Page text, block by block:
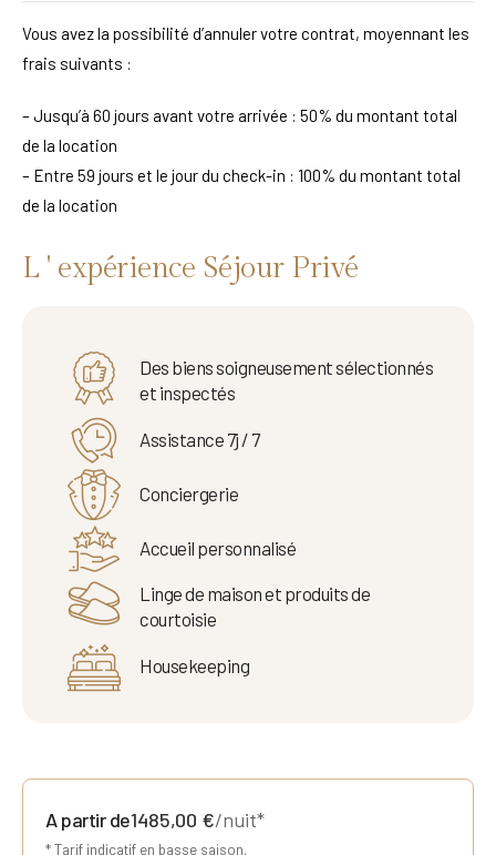
Vous avez la possibilité d’annuler votre contrat, moyennant les
frais suivants :
– Jusqu’à 60 jours avant votre arrivée : 50% du montant total
de la location
– Entre 59 jours et le jour du check-in : 100% du montant total
de la location
L ' expérience Séjour Privé
Des biens soigneusement sélectionnés
et inspectés
Assistance 7j / 7
Conciergerie
Accueil personnalisé
Linge de maison et produits de
courtoisie
Housekeeping
A partir de1485,00 €/nuit*
* Tarif indicatif en basse saison.